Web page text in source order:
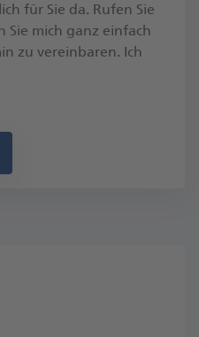
für Sie da. Rufen Sie
mich ganz einfach
zu vereinbaren.​ Ich